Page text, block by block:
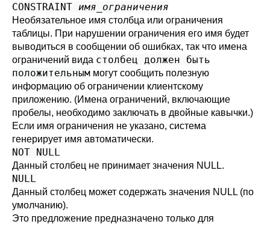
CONSTRAINT имя_ограничения
Необязательное имя столбца или ограничения
таблицы. При нарушении ограничения его имя будет
выводиться в сообщении об ошибках, так что имена
ограничений вида столбец должен быть
положительным могут сообщить полезную
информацию об ограничении клиентскому
приложению. (Имена ограничений, включающие
пробелы, необходимо заключать в двойные кавычки.)
Если имя ограничения не указано, система
генерирует имя автоматически.
NOT NULL
Данный столбец не принимает значения NULL.
NULL
Данный столбец может содержать значения NULL (по
умолчанию).
Это предложение предназначено только для